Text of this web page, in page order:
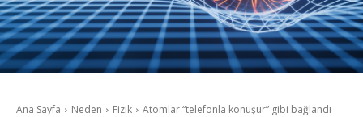
Ana Sayfa Neden Fizik Atomlar “telefonla konuşur” gibi bağlandı